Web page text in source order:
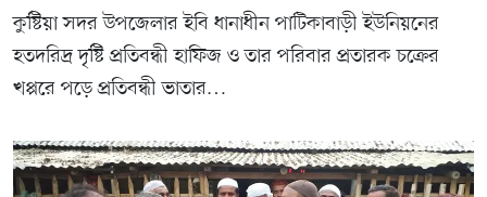
কুষ্টিয়া সদর উপজেলার ইবি ধানাধীন পাটিকাবাড়ী ইউনিয়নের
হতদরিদ্র দৃষ্টি প্রতিবন্ধী হাফিজ ও তার পরিবার প্রতারক চক্রের
খপ্পরে পড়ে প্রতিবন্ধী ভাতার…